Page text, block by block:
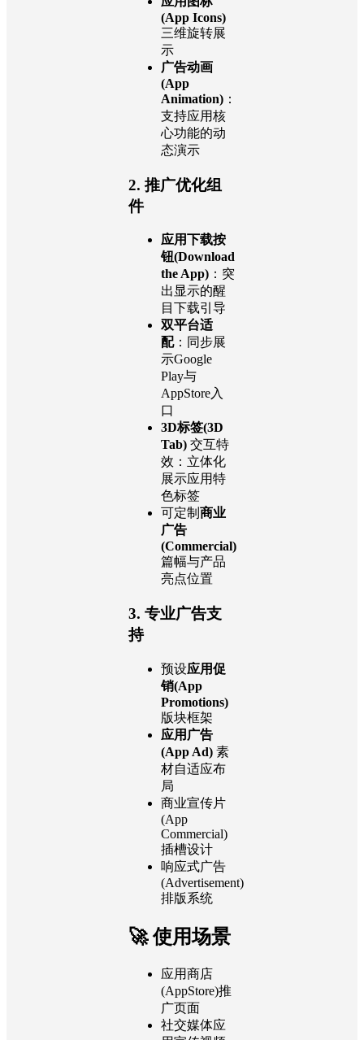
(App Icons)
三维旋转展
示
广告动画
(App
Animation) ：
支持应用核
心功能的动
态演示
2. 推广优化组
件
应用下载按
钮(Download
the App) ：突
出显示的醒
目下载引导
双平台适
配：同步展
示Google
Play与
AppStore入
口
3D标签(3D
Tab) 交互特
效：立体化
展示应用特
色标签
可定制 商业
广告
(Commercial)
篇幅与产品
亮点位置
3. 专业广告支
持
预设应用促
销(App
Promotions)
版块框架
应用广告
(App Ad) 素
材自适应布
局
商业宣传片
(App
Commercial)
插槽设计
响应式广告
(Advertisement)
排版系统
🚀 使用场景
应用商店
(AppStore)推
广页面
社交媒体应